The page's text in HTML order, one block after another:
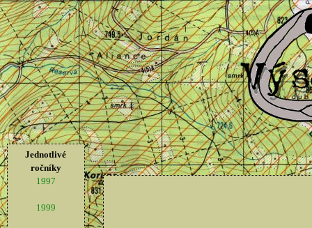
Jednotlivé
ročníky
1997
1999